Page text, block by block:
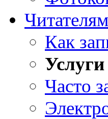
Читателям
Как
Часто